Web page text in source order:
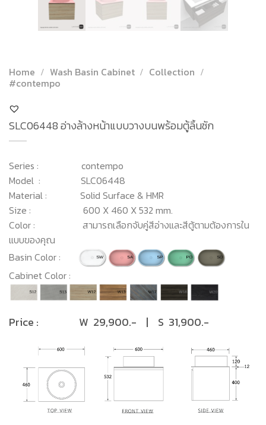
Home / Wash Basin Cabinet / Collection /
#contempo
SLC06448 อ่างล้างหน้าแบบวางบนพร้อมตู้ลิ้นชัก
Series : contempo
Model : SLC06448
Material : Solid Surface & HMR
Size : 600 X 460 X 532 mm.
Color : สามารถเลือกจับคู่สีอ่างและสีตู้ตามต้องการใน
แบบของคุณ
Basin Color :
Cabinet Color :
Price : W 29,900.- | S 31,900.-